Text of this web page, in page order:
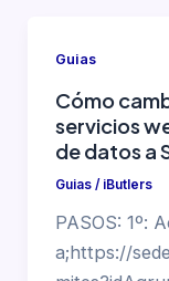
Guias
Cómo
servicios
de datos a
Guias/ iButlers
PASOS: 1º:
a;https://